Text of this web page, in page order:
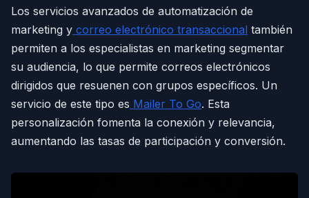
Los servicios avanzados de automatización de
marketing y correo electrónico transaccional también
permiten a los especialistas en marketing segmentar
su audiencia, lo que permite correos electrónicos
dirigidos que resuenen con grupos específicos. Un
servicio de este tipo es Mailer To Go. Esta
personalización fomenta la conexión y relevancia,
aumentando las tasas de participación y conversión.